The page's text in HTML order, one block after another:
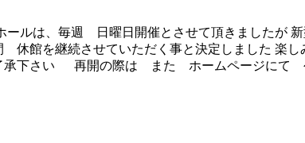
ルは、毎週 日曜日開催とさせて頂きましたが
館を継続させていただく事と決定しました 楽し
承下さい 再開の際は また ホームページにて
さい